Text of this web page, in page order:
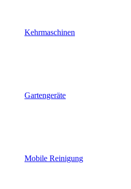
Kehrmaschinen
Gartengeräte
Mobile Reinigung